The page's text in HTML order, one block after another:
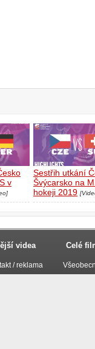
v
Sestřih utkání
Švýcarsko na
hokeji 2019
videa Celé
/ reklama